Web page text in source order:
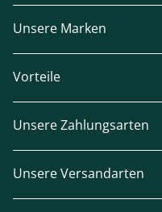
Unsere Marken
Vorteile
Unsere Zahlungsarten
Unsere Versandarten